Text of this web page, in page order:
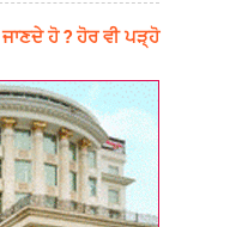
ਹੋ ? ਹੋਰ ਵੀ ਪੜ੍ਹੋ